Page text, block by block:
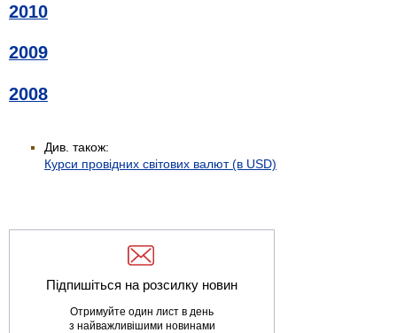
2010
2009
2008
Див. також:
Курси провідних світових валют (в USD)
Підпишіться на розсилку новин
Отримуйте один лист в день
з найважливішими новинами